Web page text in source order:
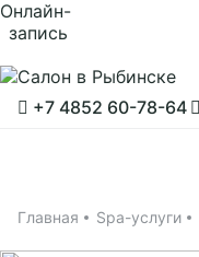
Онлайн-
запись
+7 4852 60-78-64
Spa-услуги
Главная Spa-услуги